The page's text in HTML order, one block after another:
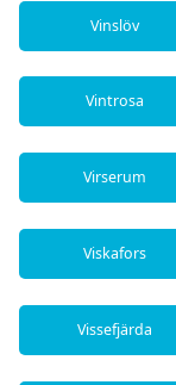
Vinslöv
Vintrosa
Virserum
Viskafors
Vissefjärda